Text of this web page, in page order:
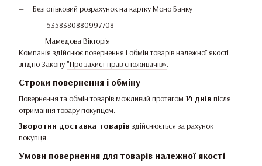
Безготівковий розрахунок на картку Моно Банку
5358380880997708
Мамедова Вікторія
Компанія здійснює повернення і обмін товарів належної якості
згідно Закону "Про захист прав споживачів».
Строки повернення і обміну
Повернення та обмін товарів можливий протягом 14 днів після
отримання товару покупцем.
Зворотня доставка товарів здійснюється за рахунок
покупця.
Умови повернення для товарів належної якості